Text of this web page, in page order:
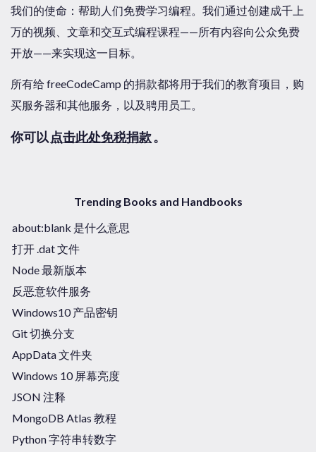
我们的使命：帮助人们免费学习编程。我们通过创建成千上
万的视频、文章和交互式编程课程——所有内容向公众免费
开放——来实现这一目标。
所有给 freeCodeCamp 的捐款都将用于我们的教育项目，购
买服务器和其他服务，以及聘用员工。
你可以 点击此处免税捐款。
Trending Books and Handbooks
about:blank 是什么意思
打开 .dat 文件
Node 最新版本
反恶意软件服务
Windows10 产品密钥
Git 切换分支
AppData 文件夹
Windows 10 屏幕亮度
JSON 注释
MongoDB Atlas 教程
Python 字符串转数字